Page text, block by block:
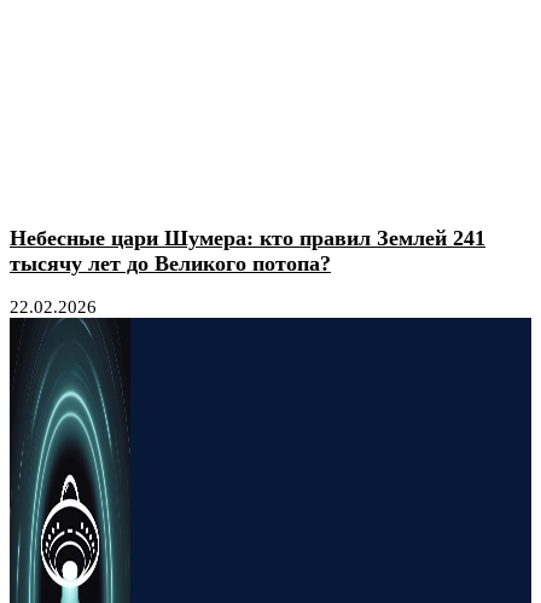
Небесные цари Шумера: кто правил Землей 241
тысячу лет до Великого потопа?
22.02.2026